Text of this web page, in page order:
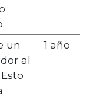
un
al
1 año